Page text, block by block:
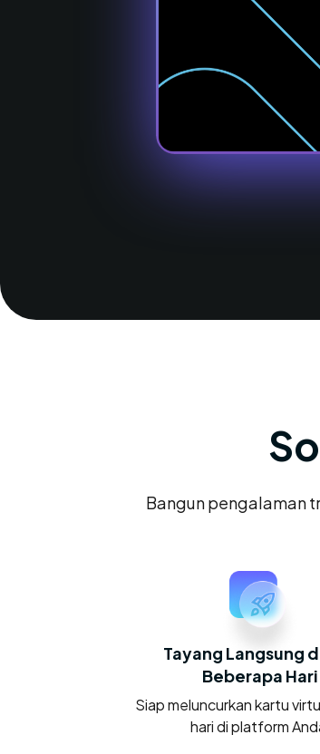
Bangun pengalaman
Tayang Langsung
Beberapa Hari
Siap meluncurkan kartu
hari di platform